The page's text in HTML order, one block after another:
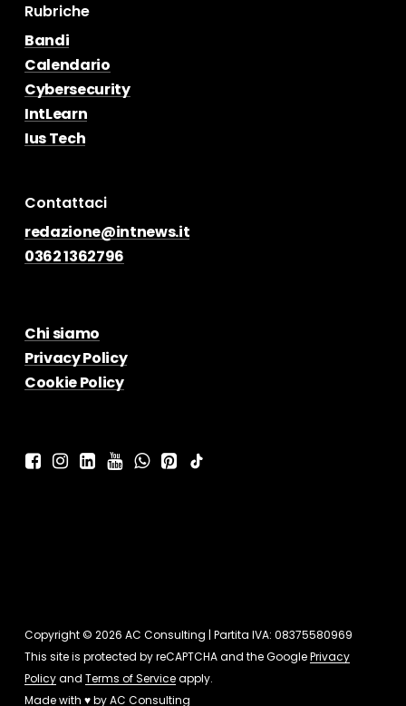
Rubriche
Bandi
Calendario
Cybersecurity
IntLearn
Ius Tech
Contattaci
redazione@intnews.it
0362 1362796
Chi siamo
Privacy Policy
Cookie Policy
Copyright © 2026 AC Consulting | Partita IVA: 08375580969
This site is protected by reCAPTCHA and the GooglePrivacy
Policyand Terms of Serviceapply.
Made with ♥ byAC Consulting